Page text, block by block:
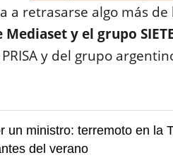
a retrasarse algo más de
y el grupo
y del grupo
un ministro: terremoto en la
del verano